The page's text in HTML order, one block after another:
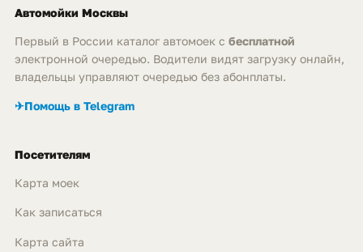
Автомойки Москвы
Первый в России каталог автомоек с бесплатной
электронной очередью. Водители видят загрузку онлайн,
владельцы управляют очередью без абонплаты.
✈Помощь в Telegram
Посетителям
Карта моек
Как записаться
Карта сайта